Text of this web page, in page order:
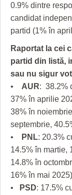
0.9% dintre
candidat
partid (1% în
Raportat la cei
partid din listă,
sau nu sigur
• AUR: 38.2%
37% în aprilie
38% în
septembrie,
•
PNL: 20.3%
14.5% în martie,
14.8% în
16% în mai
•
PSD: 17.5%